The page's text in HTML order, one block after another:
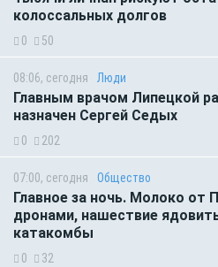
колоссальных долгов
0 50
08:06, сегодня Люди
Главным врачом Липецкой
назначен Сергей Седых
0 202
07:00, сегодня Общество
Главное за ночь. Молоко от
дронами, нашествие
катакомбы
0 32